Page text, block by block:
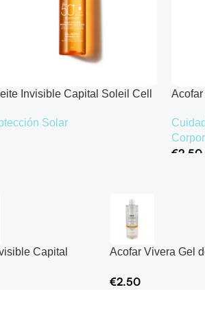
Invisible Capital Soleil Cell
Solar
€2.50
Capital
Acofar Vivera Gel
ml
€2.50